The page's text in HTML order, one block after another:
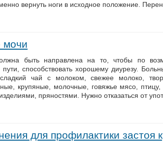
вернуть ноги в исходное положение.
мочи
быть направлена на то, чтобы по
способствовать хорошему диурезу.
чай с молоком, свежее молоко,
крупяные, молочные, говяжье мясо,
пряностями. Нужно отказаться от
для профилактики застоя